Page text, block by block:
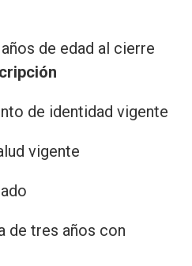
de edad al cierre
de identidad vigente
vigente
de tres años con